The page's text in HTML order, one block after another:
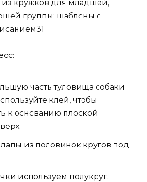
часть туловища собаки
клей, чтобы
к основанию плоской
из половинок кругов под
используем полукруг.